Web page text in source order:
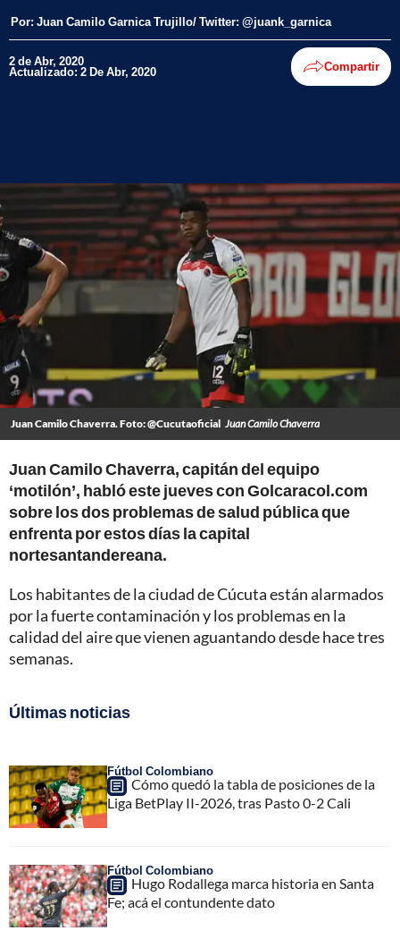
Por: Juan Camilo Garnica Trujillo/ Twitter: @juank_garnica
2 de Abr, 2020
Actualizado: 2 De Abr, 2020 Compartir
Juan Camilo Chaverra. Foto: @Cucutaoficial Juan Camilo Chaverra
Juan Camilo Chaverra, capitán del equipo
‘motilón’, habló este jueves con Golcaracol.com
sobre los dos problemas de salud pública que
enfrenta por estos días la capital
nortesantandereana.
Los habitantes de la ciudad de Cúcuta están alarmados
por la fuerte contaminación y los problemas en la
calidad del aire que vienen aguantando desde hace tres
semanas.
Últimas noticias
Fútbol Colombiano
Cómo quedó la tabla de posiciones de la
Liga BetPlay II-2026, tras Pasto 0-2 Cali
Fútbol Colombiano
Hugo Rodallega marca historia en Santa
Fe; acá el contundente dato